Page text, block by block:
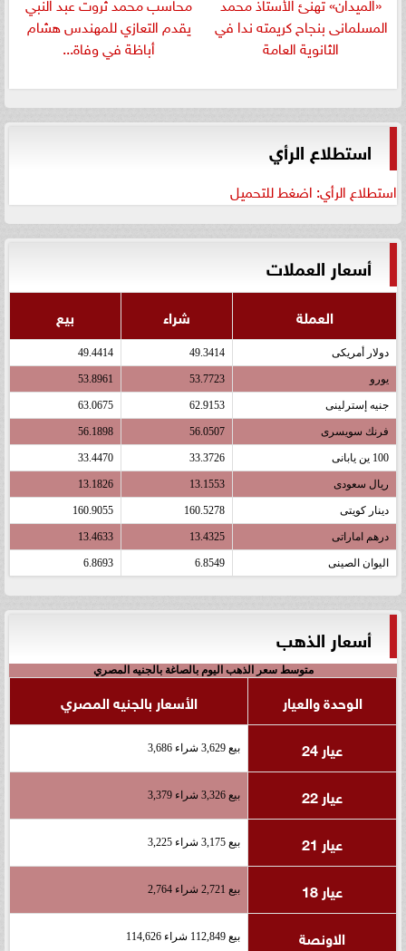
المسلمانى بنجاح كريمته ندا في
الثانوية العامة
يقدم التعازي للمهندس هشام
أباظة في وفاة...
استطلاع الرأي
استطلاع الرأي: اضغط للتحميل
أسعار العملات
العملة شراء بيع
دولار أمريكى 49.3414
49.4414
يورو 53.7723
53.8961
جنيه إسترلينى 62.9153
63.0675
فرنك سويسرى 56.0507
56.1898
100 ين يابانى 33.3726
33.4470
ريال سعودى 13.1553
13.1826
دينار كويتى 160.5278
160.9055
درهم اماراتى 13.4325
13.4633
اليوان الصينى 6.8549
6.8693
أسعار الذهب
متوسط سعر الذهب اليوم بالصاغة بالجنيه المصري
الوحدة والعيار
الأسعار بالجنيه المصري
عيار 24
بيع 3,629 شراء 3,686
عيار 22 بيع 3,326 شراء 3,379
عيار 21 بيع 3,175 شراء 3,225
عيار 18 بيع 2,721 شراء 2,764
الاونصة بيع 112,849 شراء 114,626